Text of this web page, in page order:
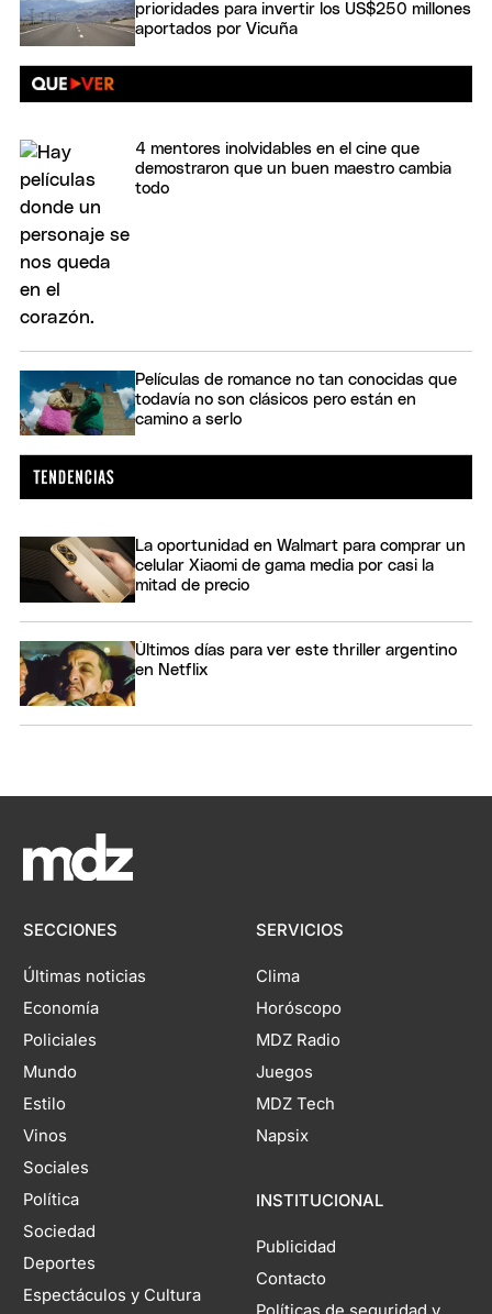
prioridades para invertir los US$250 millones
aportados por Vicuña
4 mentores inolvidables en el cine que
demostraron que un buen maestro cambia
todo
Películas de romance no tan conocidas que
todavía no son clásicos pero están en
camino a serlo
La oportunidad en Walmart para comprar un
celular Xiaomi de gama media por casi la
mitad de precio
Últimos días para ver este thriller argentino
en Netflix
SECCIONES
Últimas noticias
Economía
Policiales
Mundo
Estilo
Vinos
Sociales
Política
Sociedad
Deportes
Espectáculos y Cultura
SERVICIOS
Clima
Horóscopo
MDZ Radio
Juegos
MDZ Tech
Napsix
INSTITUCIONAL
Publicidad
Contacto